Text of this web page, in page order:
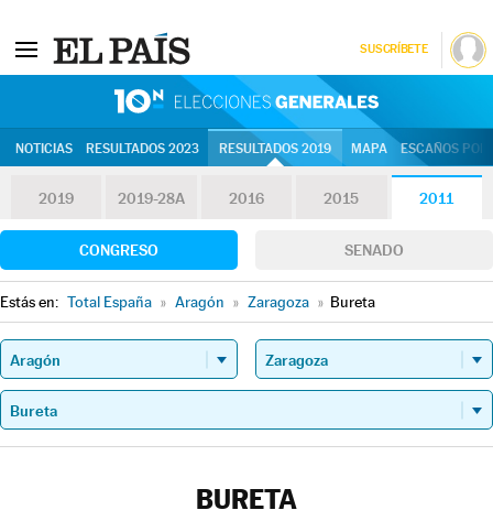
SUSCRÍBETE
NOTICIAS RESULTADOS 2023 RESULTADOS 2019 MAPA ESCAÑOS
2019 2019-28A 2016 2015 2011
CONGRESO SENADO
Estás en: Total España » Aragón » Zaragoza » Bureta
BURETA